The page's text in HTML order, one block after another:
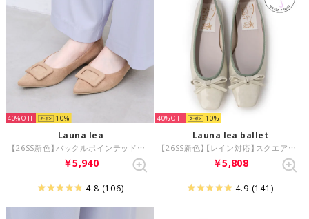
40% 10
Launa lea
【26SS新色】バックルポインテッドトゥパンプス(0459C) （ベージュS）
￥5,940
4.8 (106)
40% 10
Launa lea ballet
【26SS新色】【レイン対応】スクエアトゥバレエシューズ(RB7403A) （ミントE）
￥5,808
4.9 (141)